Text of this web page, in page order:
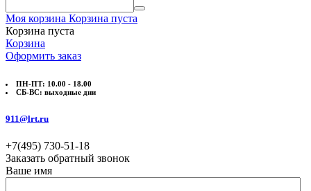
Моя корзина Корзина пуста
Корзина пуста
Корзина
Оформить заказ
ПН-ПТ: 10.00 - 18.00
СБ-ВС: выходные дни
911@lrt.ru
+7(495) 730-51-18
Заказать обратный звонок
Ваше имя